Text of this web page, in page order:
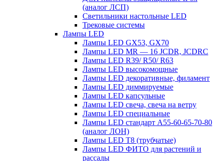
(аналог ЛСП)
Светильники настольные LED
Трековые системы
Лампы LED
Лампы LED GX53, GX70
Лампы LED MR — 16 JCDR, JCDRC
Лампы LED R39/ R50/ R63
Лампы LED высокомощные
Лампы LED декоративные, филамент
Лампы LED диммируемые
Лампы LED капсульные
Лампы LED свеча, свеча на ветру
Лампы LED специальные
Лампы LED стандарт А55-60-65-70-80
(аналог ЛОН)
Лампы LED Т8 (трубчатые)
Лампы LED ФИТО для растений и
рассады